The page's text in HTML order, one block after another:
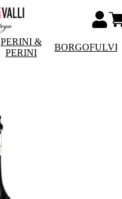
PERINI &
PERINI